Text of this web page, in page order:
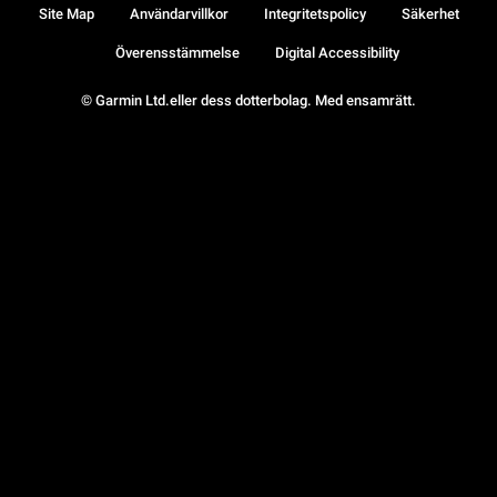
© Garmin Ltd.eller dess dotterbolag. Med ensamrätt.
Site Map Användarvillkor Integritetspolicy Säkerhet
Överensstämmelse Digital Accessibility